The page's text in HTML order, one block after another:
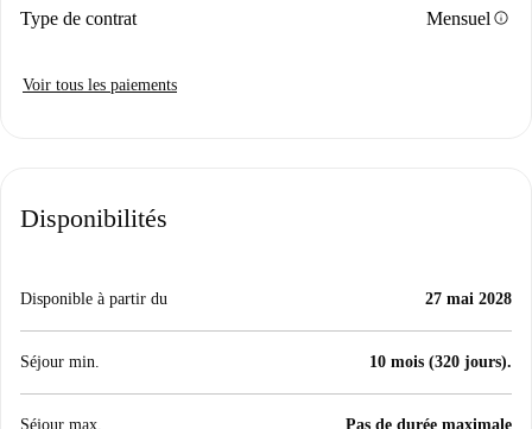
Type de contrat Mensuel info
Voir tous les paiements
Disponibilités
Disponible à partir du 27 mai 2028
Séjour min. 10 mois (320 jours).
Séjour max. Pas de durée maximale